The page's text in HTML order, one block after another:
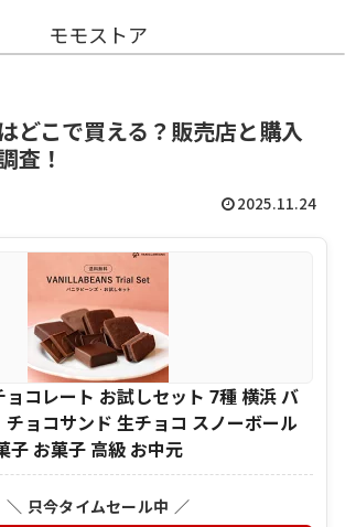
モモストア
どこで買える？販売店と購入
査！
2025.11.24
ョコレート お試しセット 7種 横浜 バ
ョコサンド 生チョコ スノーボール
子 お菓子 高級 お中元
＼ 只今タイムセール中 ／